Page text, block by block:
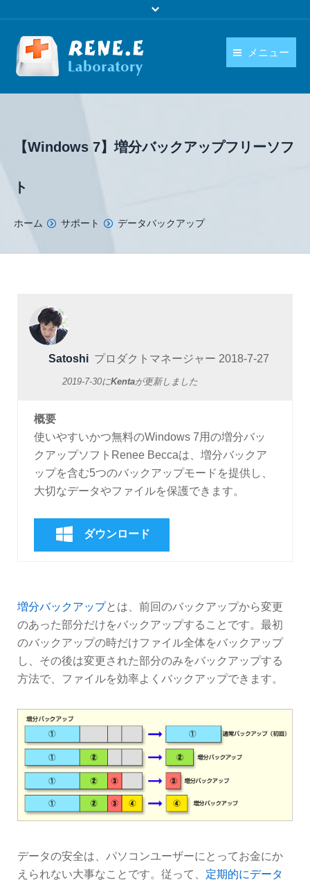
メニュー
お問い合わせ
日本語
【Windows 7】増分バックアップフリーソフ
ト
You are here:
ホーム サポート データバックアップ
Satoshi プロダクトマネージャー 2018-7-27
2019-7-30にKentaが更新しました
概要
使いやすいかつ無料のWindows 7用の増分バッ
クアップソフトRenee Beccaは、増分バックア
ップを含む5つのバックアップモードを提供し、
大切なデータやファイルを保護できます。
ダウンロード
増分バックアップとは、前回のバックアップから変更
のあった部分だけをバックアップすることです。最初
のバックアップの時だけファイル全体をバックアップ
し、その後は変更された部分のみをバックアップする
方法で、ファイルを効率よくバックアップできます。
データの安全は、パソコンユーザーにとってお金にか
えられない大事なことです。従って、 定期的にデータ